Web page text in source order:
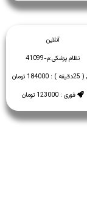
آنلاین
نظام پزشکی:م-41099
( 25دقیقه ) : 184000 تومان
فوری : 123000 تومان